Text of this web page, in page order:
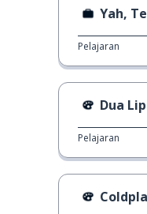
Yah,
Pelajaran
Dua
Pelajaran